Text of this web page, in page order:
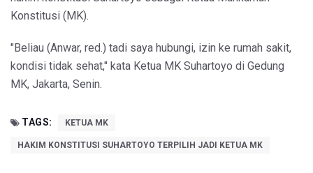
Konstitusi (MK).
"Beliau (Anwar, red.) tadi saya hubungi, izin ke rumah sakit,
kondisi tidak sehat," kata Ketua MK Suhartoyo di Gedung
MK, Jakarta, Senin.
TAGS: KETUA MK
HAKIM KONSTITUSI SUHARTOYO TERPILIH JADI KETUA MK